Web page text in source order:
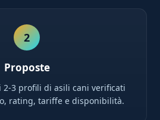
2
Proposte
2-3 profili di asili cani verificati
rating, tariffe e disponibilità.